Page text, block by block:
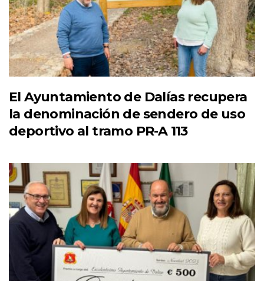
El Ayuntamiento de Dalías recupera
la denominación de sendero de uso
deportivo al tramo PR-A 113